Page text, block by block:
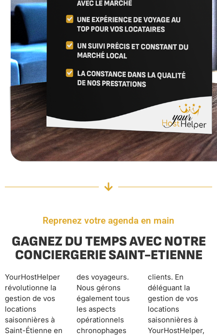
Reprenez votre agenda en main
GAGNEZ DU TEMPS AVEC NOTRE
CONCIERGERIE SAINT-ETIENNE
YourHostHelper
révolutionne la
gestion de vos
locations
saisonnières à
Saint-Étienne en
des voyageurs.
Nous gérons
également tous
les aspects
opérationnels
chronophages
clients. En
déléguant la
gestion de vos
locations
saisonnières à
YourHostHelper,